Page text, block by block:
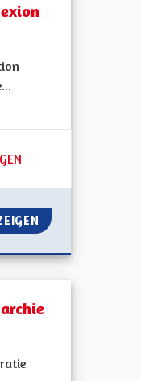
TERRITOIRE DE PARTAGE
UN TERRITOIRE